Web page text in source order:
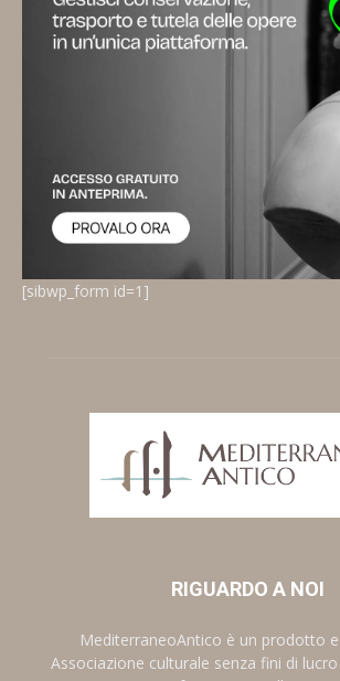
[sibwp_form id=1]
RIGUARDO A NOI
MediterraneoAntico è un prodotto
Associazione culturale senza fini di